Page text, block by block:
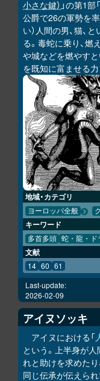
小さな鍵） 」の第1部「
公爵で26の軍勢を率
い）人間の男、猫、
る。毒蛇に乗り、
や城などを燃やす
を既知に富ませる
地域・カテゴリ
ヨーロッパ全般
キーワード
多首多頭 蛇・龍・ド
文献
14 60 61
Last-update:
2026-02-09
アイヌソッキ
アイヌにおける「
という。上半身が
れと助けを求めた
同じ伝承が伝えられ